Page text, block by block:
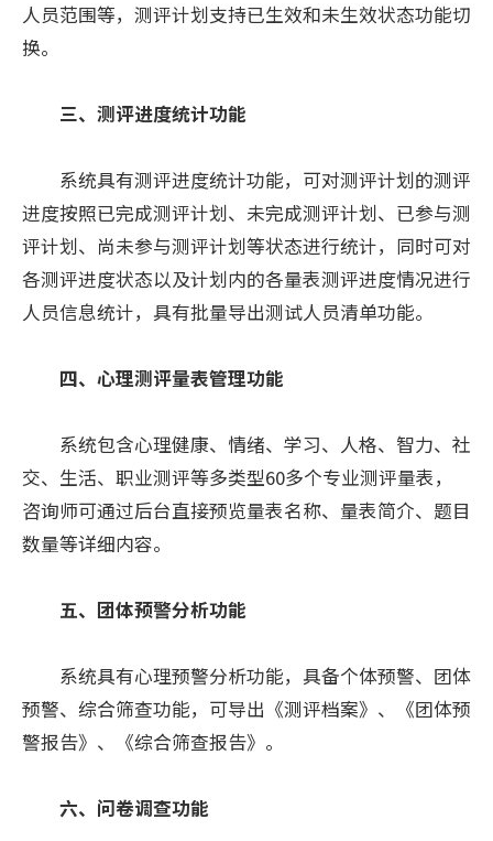
人员范围等，测评计划支持已生效和未生效状态功能切
换。
三、测评进度统计功能
系统具有测评进度统计功能，可对测评计划的测评
进度按照已完成测评计划、未完成测评计划、已参与测
评计划、尚未参与测评计划等状态进行统计，同时可对
各测评进度状态以及计划内的各量表测评进度情况进行
人员信息统计，具有批量导出测试人员清单功能。
四、心理测评量表管理功能
系统包含心理健康、情绪、学习、人格、智力、社
交、生活、职业测评等多类型60多个专业测评量表，
咨询师可通过后台直接预览量表名称、量表简介、题目
数量等详细内容。
五、团体预警分析功能
系统具有心理预警分析功能，具备个体预警、团体
预警、综合筛查功能，可导出《测评档案》、《团体预
警报告》、《综合筛查报告》。
六、问卷调查功能